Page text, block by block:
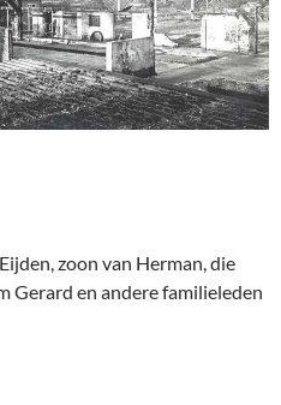
zoon van Herman, die
Gerard en andere familieleden